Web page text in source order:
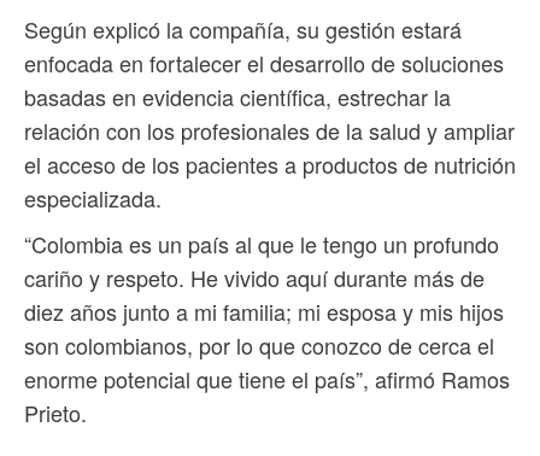
Según explicó la compañía, su gestión estará
enfocada en fortalecer el desarrollo de soluciones
basadas en evidencia científica, estrechar la
relación con los profesionales de la salud y ampliar
el acceso de los pacientes a productos de nutrición
especializada.
“Colombia es un país al que le tengo un profundo
cariño y respeto. He vivido aquí durante más de
diez años junto a mi familia; mi esposa y mis hijos
son colombianos, por lo que conozco de cerca el
enorme potencial que tiene el país”, afirmó Ramos
Prieto.